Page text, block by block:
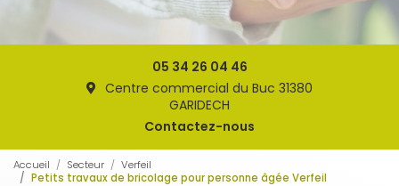
05 34 26 04 46
Centre commercial du Buc 31380
GARIDECH
Contactez-nous
Accueil Secteur
Verfeil
Petits travaux de bricolage pour personne âgée Verfeil